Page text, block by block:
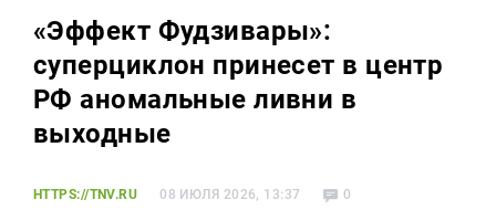
Новости
Телепроекты
Телепрограмма
Для связи
+7 (843) 570−50−00
reception@tnvtv.ru
«Эффект Фудзивары»:
суперциклон принесет в центр
РФ аномальные ливни в
выходные
HTTPS://TNV.RU 08 ИЮЛЯ 2026, 13:37 0